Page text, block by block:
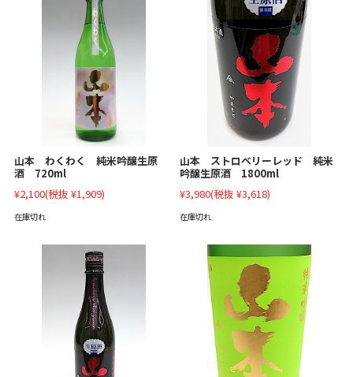
山本 わくわく 純米吟醸生原
酒 720ml
¥2,100(税抜 ¥1,909)
在庫切れ
山本 ストロベリーレッド 純米
吟醸生原酒 1800ml
¥3,980(税抜 ¥3,618)
在庫切れ